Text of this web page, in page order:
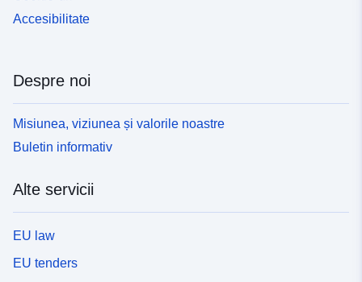
Accesibilitate
Despre noi
Misiunea, viziunea și valorile noastre
Buletin informativ
Alte servicii
EU law
EU tenders